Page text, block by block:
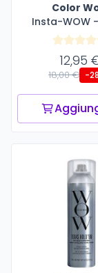
Color
Insta-WOW
12,95
18,00 € -